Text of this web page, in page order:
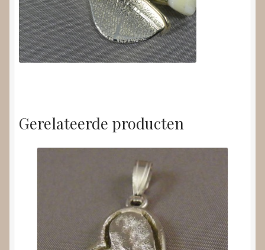
Gerelateerde producten